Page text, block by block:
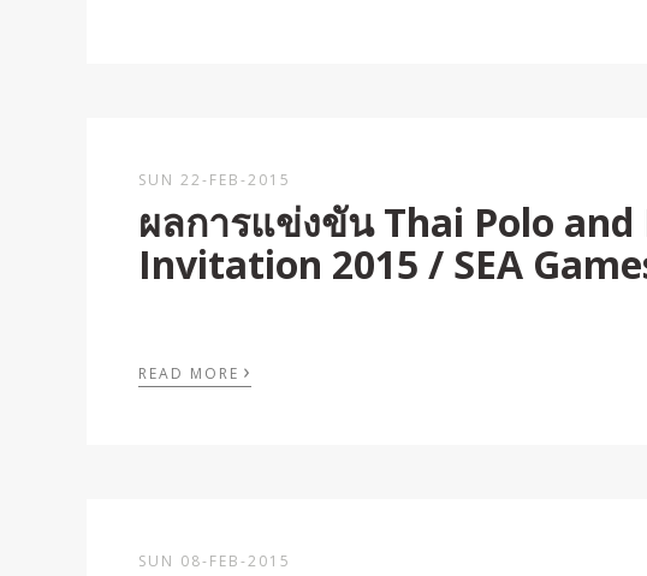
SUN 22-FEB-2015
ผลการแข่งขัน Thai Polo
Invitation 2015 / SEA
READ MORE ›
SUN 08-FEB-2015